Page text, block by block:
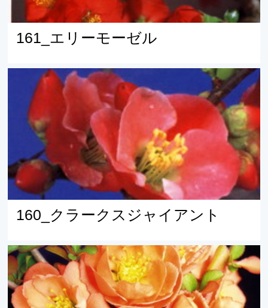
161_エリーモーゼル
160_クラークスジャイアント
160_クラークスジャイアント
159_ニイガタローズ